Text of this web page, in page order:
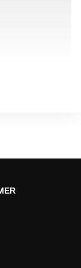
वाले भत्तों को